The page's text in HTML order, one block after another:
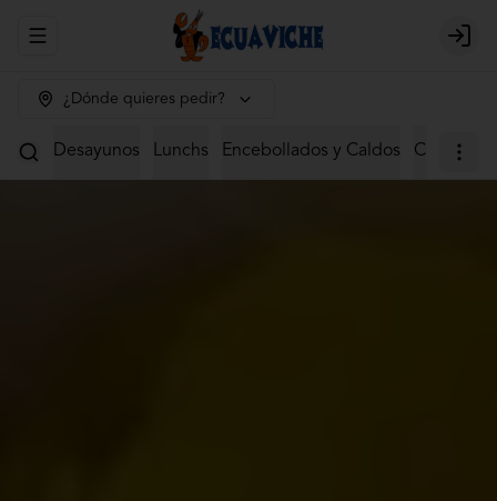
Abrir menu de navegación Login
¿Dónde quieres pedir?
Desayunos Lunchs Encebollados y Caldos Ceviches